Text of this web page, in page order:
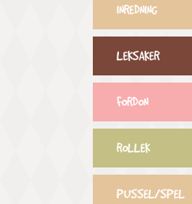
INREDNING
LEKSAKER
FORDON
ROLLEK
PUSSEL/SPEL